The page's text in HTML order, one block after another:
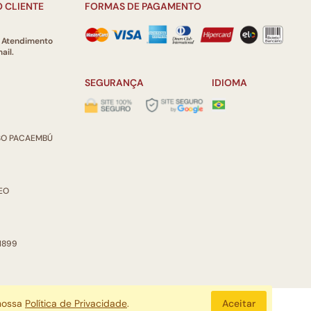
CLIENTE
Atendimento
PACAEMBÚ
FORMAS DE PAGAMENTO
SEGURANÇA IDIOMA
Política de Privacidade. Aceitar